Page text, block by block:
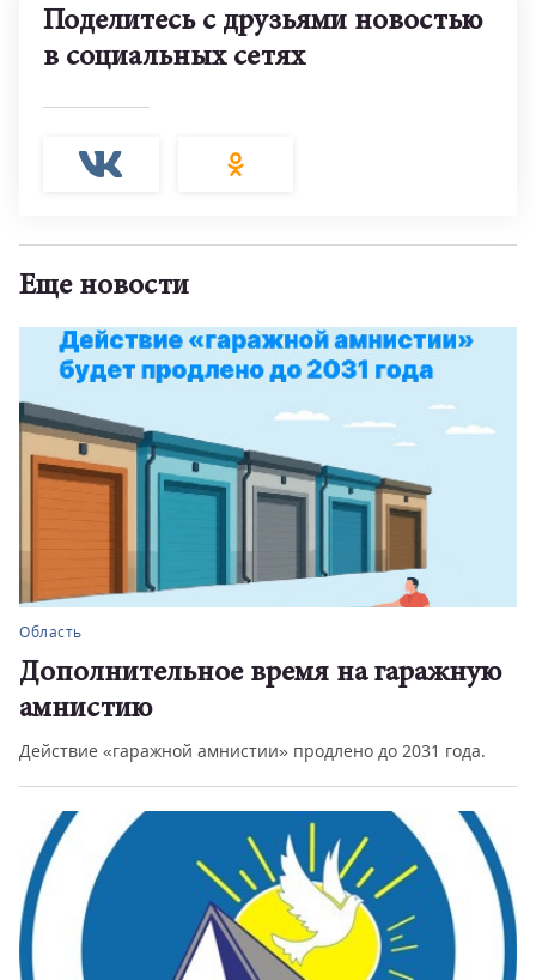
Поделитесь с друзьями новостью
в социальных сетях
Еще новости
Область
Дополнительное время на гаражную
амнистию
Действие «гаражной амнистии» продлено до 2031 года.